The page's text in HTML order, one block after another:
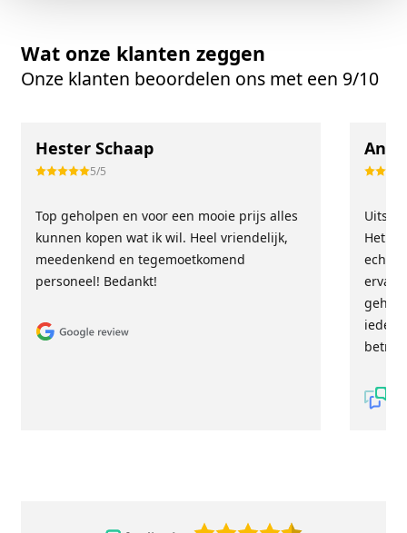
Wat onze klanten zeggen
Onze klanten beoordelen ons met een 9/10
Hester Schaap
5/5
Top geholpen en voor een mooie prijs alles
kunnen kopen wat ik wil. Heel vriendelijk,
meedenkend en tegemoetkomend
personeel! Bedankt!
Het
echt